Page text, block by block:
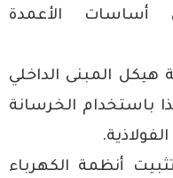
أساسات الأعمدة
هيكل المبنى الداخلي
باستخدام الخرسانة
أنظمة الكهرباء